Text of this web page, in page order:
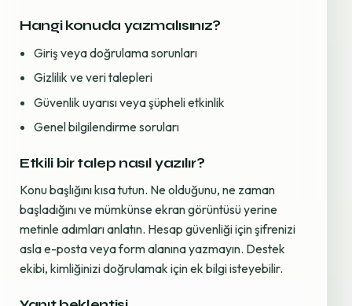
Hangi konuda yazmalısınız?
Giriş veya doğrulama sorunları
Gizlilik ve veri talepleri
Güvenlik uyarısı veya şüpheli etkinlik
Genel bilgilendirme soruları
Etkili bir talep nasıl yazılır?
Konu başlığını kısa tutun. Ne olduğunu, ne zaman
başladığını ve mümkünse ekran görüntüsü yerine
metinle adımları anlatın. Hesap güvenliği için şifrenizi
asla e-posta veya form alanına yazmayın. Destek
ekibi, kimliğinizi doğrulamak için ek bilgi isteyebilir.